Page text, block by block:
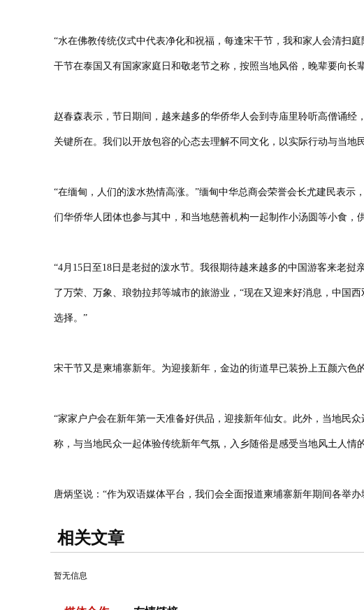
“水在佛教传统仪式中代表净化和祝福，每逢宋干节，我和家人会清扫
干节在泰国又有国家家庭日和敬老节之称，按照当地风俗，晚辈要向长
赵春森表示，节日期间，越来越多的华侨华人会到寺庙里聆听高僧诵
关键所在。我们以开放包容的心态去理解不同文化，以实际行动与当地
“在缅甸，人们的泼水热情高涨。”缅甸中华总商会荣誉会长尤建民表
们华侨华人团体也参与其中，和当地慈善机构一起制作小汤圆等小食，
“4月15日至18日是老挝的泼水节。我很期待越来越多的中国游客来老
了万荣、万象、琅勃拉邦等城市的旅游业，“现在又迎来好消息，中国
选择。”
宋干节又是柬埔寨新年。为迎接新年，金边的街道早已装扮上五颜六色
“家家户户会在新年第一天准备好供品，迎接新年仙女。此外，当地民
称，与当地民众一起体验传统新年气氛，入乡随俗是感受当地风土人情
唐炳坚说：“作为双语媒体平台，我们会全面报道柬埔寨新年期间各举
相关文章
暂无信息